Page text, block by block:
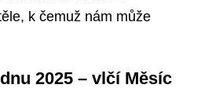
k čemuž nám může
2025 – vlčí Měsíc